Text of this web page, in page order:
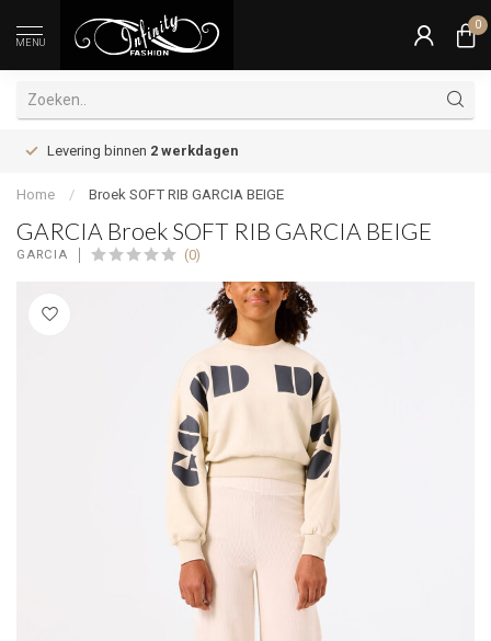
MENU
0
Levering binnen 2 werkdagen
Home / Broek SOFT RIB GARCIA BEIGE
GARCIA Broek SOFT RIB GARCIA BEIGE
GARCIA (0)